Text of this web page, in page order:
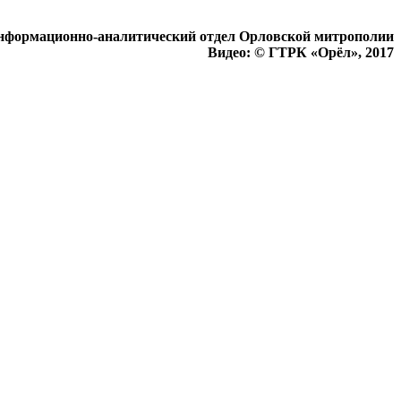
аналитический отдел Орловской митрополии
Видео: © ГТРК «Орёл», 2017